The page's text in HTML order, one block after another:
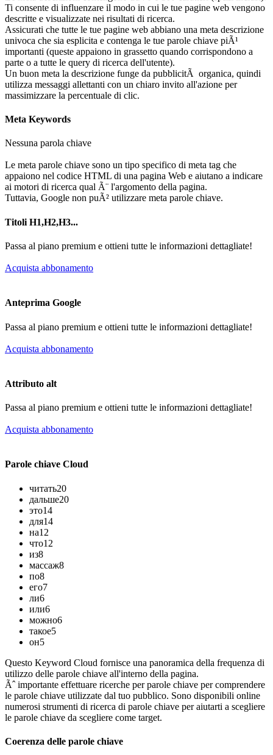
Ti consente di influenzare il modo in cui le tue pagine web vengono
descritte e visualizzate nei risultati di ricerca.
Assicurati che tutte le tue pagine web abbiano una meta descrizione
univoca che sia esplicita e contenga le tue parole chiave piÃ¹
importanti (queste appaiono in grassetto quando corrispondono a
parte o a tutte le query di ricerca dell'utente).
Un buon meta la descrizione funge da pubblicitÃ organica, quindi
utilizza messaggi allettanti con un chiaro invito all'azione per
massimizzare la percentuale di clic.
Meta Keywords
Nessuna parola chiave
Le meta parole chiave sono un tipo specifico di meta tag che
appaiono nel codice HTML di una pagina Web e aiutano a indicare
ai motori di ricerca qual Ã¨ l'argomento della pagina.
Tuttavia, Google non puÃ² utilizzare meta parole chiave.
Titoli H1,H2,H3...
Passa al piano premium e ottieni tutte le informazioni dettagliate!
Acquista abbonamento
Anteprima Google
Passa al piano premium e ottieni tutte le informazioni dettagliate!
Acquista abbonamento
Attributo alt
Passa al piano premium e ottieni tutte le informazioni dettagliate!
Acquista abbonamento
Parole chiave Cloud
читать20
дальше20
это14
для14
на12
что12
из8
массаж8
по8
его7
ли6
или6
можно6
такое5
он5
Questo Keyword Cloud fornisce una panoramica della frequenza di
utilizzo delle parole chiave all'interno della pagina.
Ãˆ importante effettuare ricerche per parole chiave per comprendere
le parole chiave utilizzate dal tuo pubblico. Sono disponibili online
numerosi strumenti di ricerca di parole chiave per aiutarti a scegliere
le parole chiave da scegliere come target.
Coerenza delle parole chiave